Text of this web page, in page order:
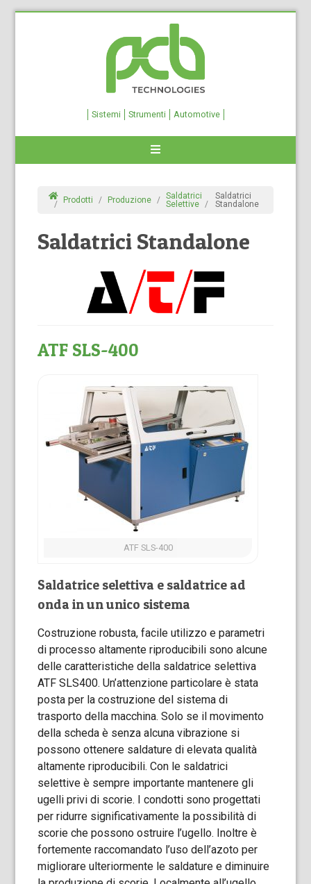
Sistemi Strumenti Automotive
Prodotti Produzione
Saldatrici
Selettive
Saldatrici
Standalone
Saldatrici Standalone
ATF SLS-400
ATF SLS-400
Saldatrice selettiva e saldatrice ad
onda in un unico sistema
Costruzione robusta, facile utilizzo e parametri
di processo altamente riproducibili sono alcune
delle caratteristiche della saldatrice selettiva
ATF SLS400. Un’attenzione particolare è stata
posta per la costruzione del sistema di
trasporto della macchina. Solo se il movimento
della scheda è senza alcuna vibrazione si
possono ottenere saldature di elevata qualità
altamente riproducibili. Con le saldatrici
selettive è sempre importante mantenere gli
ugelli privi di scorie. I condotti sono progettati
per ridurre significativamente la possibilità di
scorie che possono ostruire l’ugello. Inoltre è
fortemente raccomandato l’uso dell’azoto per
migliorare ulteriormente le saldature e diminuire